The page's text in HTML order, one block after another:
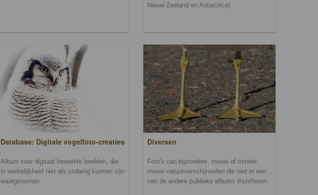
Nieuw Zeeland en Antarctica)
Database: Digitale vogelfoto-creaties
Album voor digitaal bewerkte beelden, die
in werkelijkheid niet als zodanig kunnen zijn
waargenomen
Diversen
Foto's van bijzondere, mooie of minder
mooie natuurverschijnselen die niet in een
van de andere publieke albums thuishoren